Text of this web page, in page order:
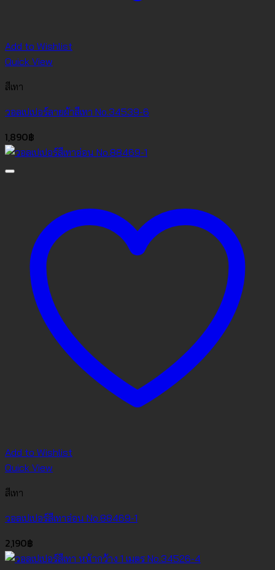
Add to Wishlist
Quick View
สีเทา
วอลเปเปอร์ลายผ้าสีเทา No.34539-6
1,890฿
Add to Wishlist
Quick View
สีเทา
วอลเปเปอร์สีเทาอ่อน No.88469-1
2,190฿